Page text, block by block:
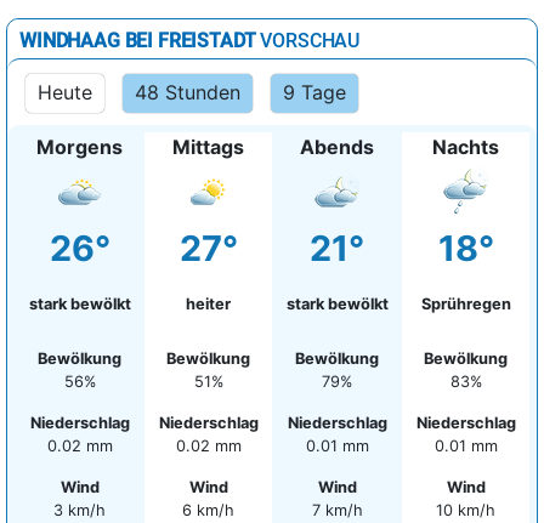
WINDHAAG BEI FREISTADTVORSCHAU
Heute 48 Stunden 9 Tage
Morgens
26°
stark bewölkt
Bewölkung
56%
Niederschlag
0.02 mm
Wind
3 km/h
Mittags
27°
heiter
Bewölkung
51%
Niederschlag
0.02 mm
Wind
6 km/h
Abends
21°
stark bewölkt
Bewölkung
79%
Niederschlag
0.01 mm
Wind
7 km/h
Nachts
18°
Sprühregen
Bewölkung
83%
Niederschlag
0.01 mm
Wind
10 km/h